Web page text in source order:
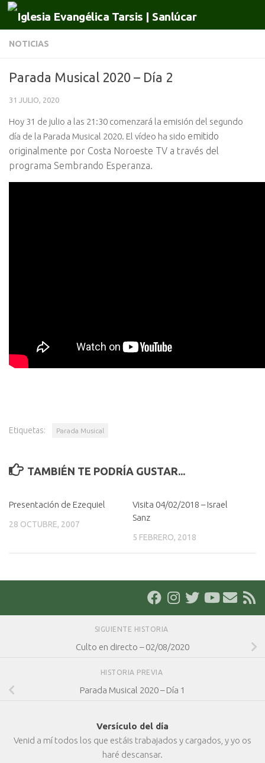
Saltar al contenido
NOTICIAS
Parada Musical 2020 – Día 2
31 JULIO, 2020
Hoy 31 de julio a las 21:30 comenzará la emisión del segundo
día de la Parada Musical 2020. El vídeo ha sido emitido
originalmente por Costa Noroeste TV a través del
programa Sembrando Esperanza.
Etiquetas: Parada Musical
TAMBIÉN TE PODRÍA GUSTAR...
Presentación de Ezequiel
28 OCTUBRE, 2007
Visita 04/02/2018 – Israel
Sanz
5 FEBRERO, 2018
SIGUIENTE HISTORIA
Culto en directo – 02/08/2020
HISTORIA PREVIA
Parada Musical 2020 – Día 1
Versículo del día
Venid a mí todos los que estáis trabajados y cargados, y yo os
haré descansar.